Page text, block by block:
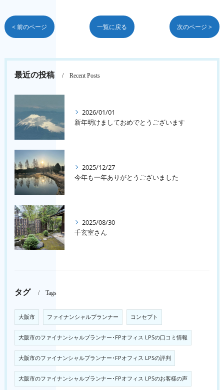
< 前のページ 一覧に戻る 次のページ >
最近の投稿 Recent Posts
2026/01/01
新年明けましておめでとうございます
2025/12/27
今年も一年ありがとうございました
2025/08/30
千玄室さん
タグ Tags
大阪市 ファイナンシャルプランナー コンセプト
大阪市のファイナンシャルプランナー･FPオフィス LPSの口コミ情報
大阪市のファイナンシャルプランナー･FPオフィス LPSの評判
大阪市のファイナンシャルプランナー･FPオフィス LPSのお客様の声